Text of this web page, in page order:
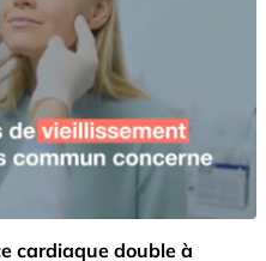
cardiaque double à